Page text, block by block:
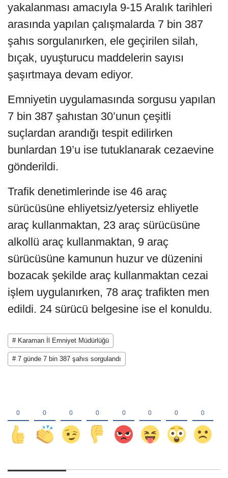
yakalanması amacıyla 9-15 Aralık tarihleri
arasında yapılan çalışmalarda 7 bin 387
şahıs sorgulanırken, ele geçirilen silah,
bıçak, uyuşturucu maddelerin sayısı
şaşırtmaya devam ediyor.
Emniyetin uygulamasında sorgusu yapılan
7 bin 387 şahıstan 30’unun çeşitli
suçlardan arandığı tespit edilirken
bunlardan 19’u ise tutuklanarak cezaevine
gönderildi.
Trafik denetimlerinde ise 46 araç
sürücüsüne ehliyetsiz/yetersiz ehliyetle
araç kullanmaktan, 23 araç sürücüsüne
alkollü araç kullanmaktan, 9 araç
sürücüsüne kamunun huzur ve düzenini
bozacak şekilde araç kullanmaktan cezai
işlem uygulanırken, 78 araç trafikten men
edildi. 24 sürücü belgesine ise el konuldu.
# Karaman İl Emniyet Müdürlüğü
# 7 günde 7 bin 387 şahıs sorgulandı